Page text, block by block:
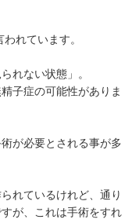
れています。
れない状態」。
⼦症の可能性がありま
が必要とされる事が多
れているけれど、通り
が、これは手術をすれ